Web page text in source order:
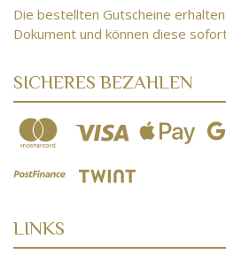
Die bestellten Gutscheine
Dokument und können diese
SICHERES BEZAHLEN
LINKS